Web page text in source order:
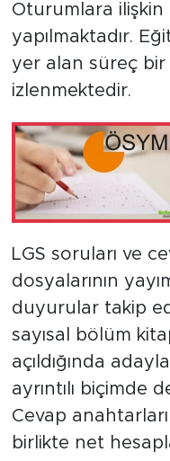
Oturumlara
yapılmaktadır.
yer alan süreç bir
izlenmektedir.
LGS soruları ve
dosyalarının
duyurular takip
sayısal bölüm
açıldığında
ayrıntılı biçimde
Cevap
birlikte net